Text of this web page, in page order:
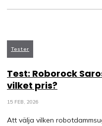
Tester
Test: Roborock
vilket pris?
15 FEB, 2026
Att välja vilken